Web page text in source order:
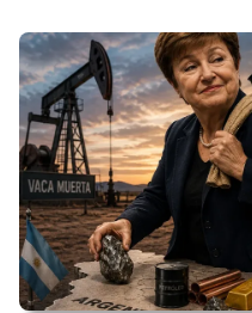
Diego Ojeda
restricción del